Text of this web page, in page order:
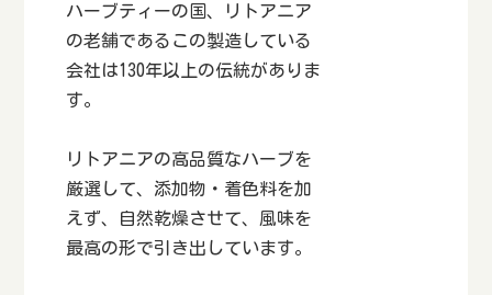
ハーブティーの国、リトアニア
の老舗であるこの製造している
会社は130年以上の伝統がありま
す。
リトアニアの高品質なハーブを
厳選して、添加物・着色料を加
えず、自然乾燥させて、風味を
最高の形で引き出しています。